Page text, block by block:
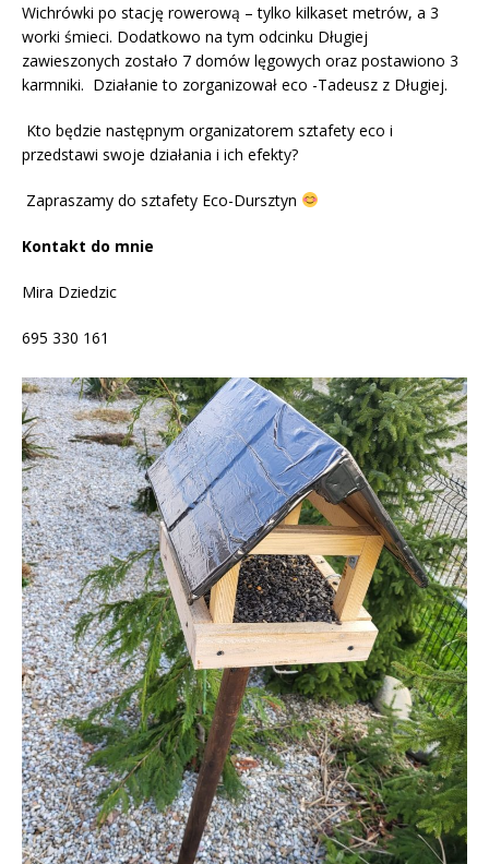
Wichrówki po stację rowerową – tylko kilkaset metrów, a 3
worki śmieci. Dodatkowo na tym odcinku Długiej
zawieszonych zostało 7 domów lęgowych oraz postawiono 3
karmniki. Działanie to zorganizował eco -Tadeusz z Długiej.
Kto będzie następnym organizatorem sztafety eco i
przedstawi swoje działania i ich efekty?
Zapraszamy do sztafety Eco-Dursztyn
Kontakt do mnie
Mira Dziedzic
695 330 161